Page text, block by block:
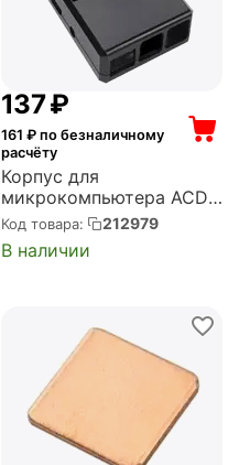
‍137‍₽
161 ₽ по безналичному
расчёту
Корпус для
микрокомпьютера ACD
Black ABS Plastic Case
w/GPIO port hole and Fan
holes for Raspberry Pi 3
Код товара: 212979
В наличии